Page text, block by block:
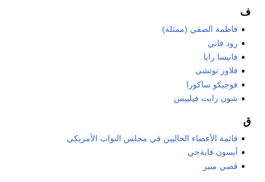
ف
فاطمة الصفي (ممثلة)
رود فاني
فانيسا رايا
فلاور توتشى
فوجيكو ساكورا
شون رايت فيليپس
ق
قائمة الأعضاء الحاليين في مجلس النواب الأمريكي
آيسون قايةجي
قصي منير